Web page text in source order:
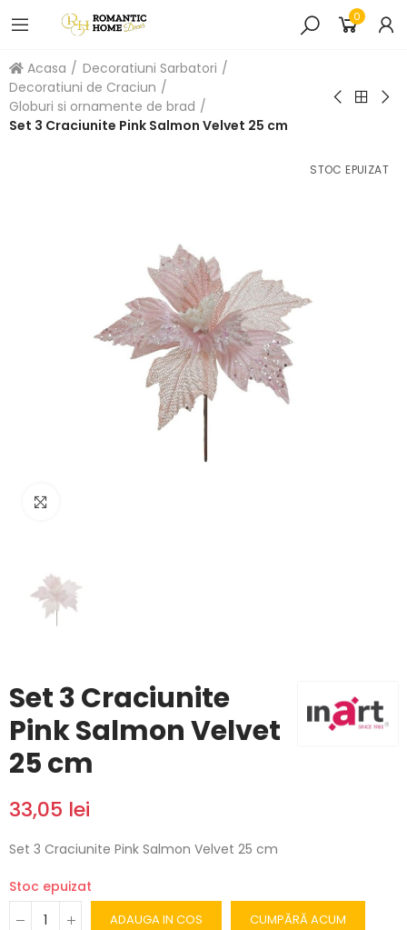
0
Acasa
Decoratiuni Sarbatori
Decoratiuni de Craciun
Globuri si ornamente de brad
Set 3 Craciunite Pink Salmon Velvet 25 cm
STOC EPUIZAT
Set 3 Craciunite
Pink Salmon Velvet
25 cm
33,05 lei
Set 3 Craciunite Pink Salmon Velvet 25 cm
Stoc epuizat
ADAUGA IN COS CUMPĂRĂ ACUM